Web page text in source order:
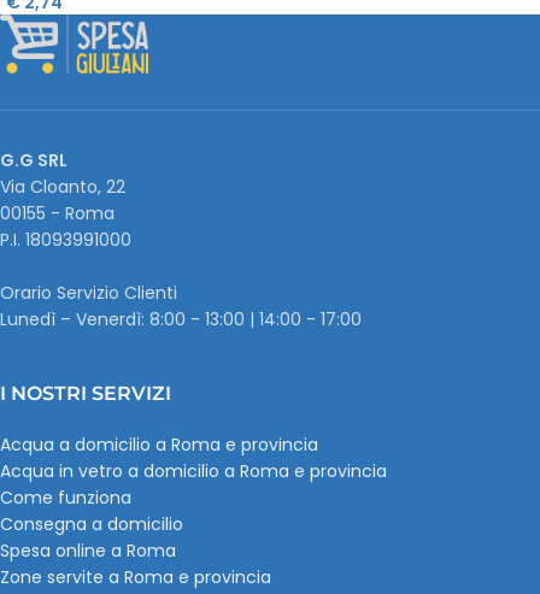
G.G SRL
Via Cloanto, 22
00155 - Roma
P.I. ‭18093991000
Orario Servizio Clienti
Lunedì – Venerdì: 8:00 - 13:00 | 14:00 - 17:00
I NOSTRI SERVIZI
Acqua a domicilio a Roma e provincia
Acqua in vetro a domicilio a Roma e provincia
Come funziona
Consegna a domicilio
Spesa online a Roma
Zone servite a Roma e provincia